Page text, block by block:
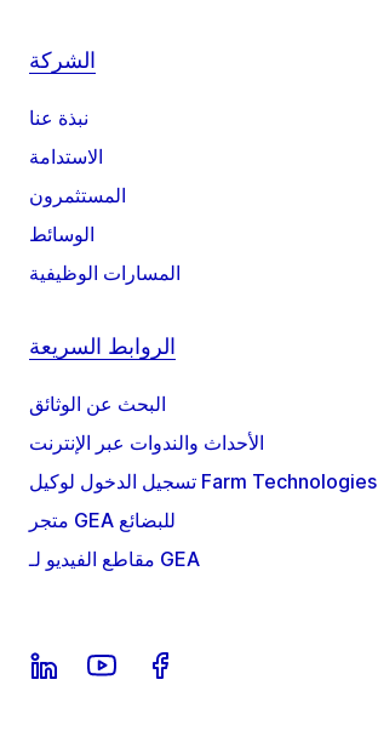
الشركة
نبذة عنا
الاستدامة
المستثمرون
الوسائط
المسارات الوظيفية
الروابط السريعة
البحث عن الوثائق
الأحداث والندوات عبر الإنترنت
تسجيل الدخول لوكيل Farm Technologies
متجر GEA للبضائع
مقاطع الفيديو لـ GEA